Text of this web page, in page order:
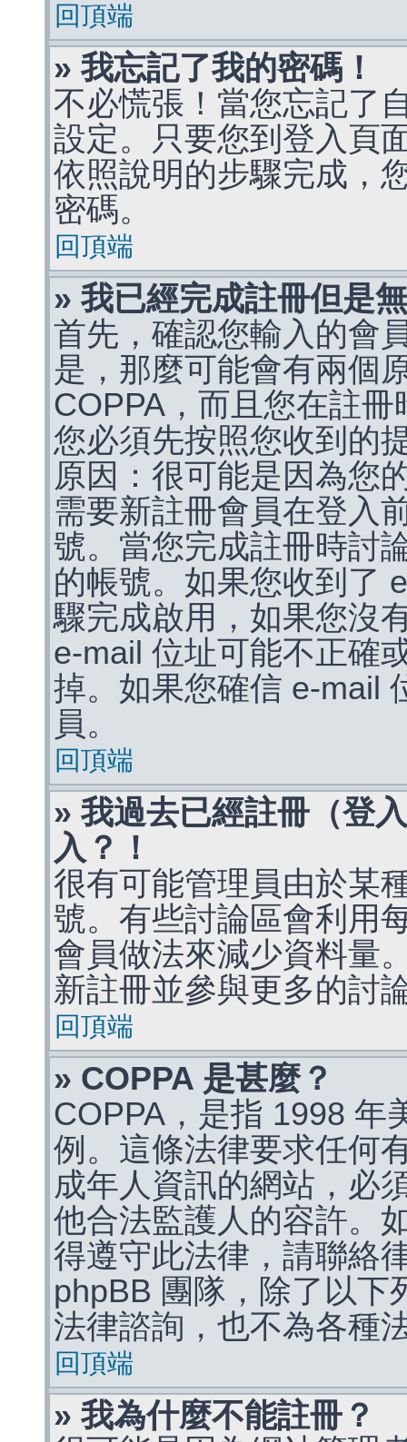
回頂端
» 我忘記了我的密碼！
不必慌張！當您忘記了
設定。只要您到登入頁
依照說明的步驟完成，
密碼。
回頂端
» 我已經完成註冊但是
首先，確認您輸入的會
是，那麼可能會有兩個
COPPA，而且您在註
您必須先按照您收到的
原因：很可能是因為您
需要新註冊會員在登入
號。當您完成註冊時討
的帳號。如果您收到了
驟完成啟用，如果您沒
e-mail 位址可能不正確
掉。如果您確信 e-mail
員。
回頂端
» 我過去已經註冊（登
入？！
很有可能管理員由於某
號。有些討論區會利用
會員做法來減少資料量
新註冊並參與更多的討
回頂端
» COPPA 是甚麼？
COPPA，是指 1998 年
例。這條法律要求任何
成年人資訊的網站，必
他合法監護人的容許。
得遵守此法律，請聯絡
phpBB 團隊，除了以下
法律諮詢，也不為各種
回頂端
» 我為什麼不能註冊？